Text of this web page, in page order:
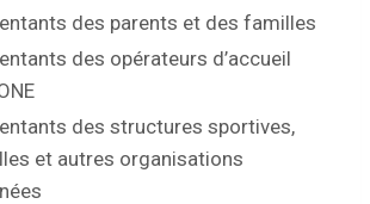
des parents et des familles
des opérateurs d’accueil
des structures sportives,
et autres organisations